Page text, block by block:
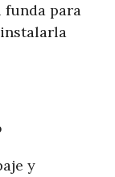
funda para
y